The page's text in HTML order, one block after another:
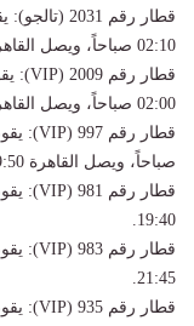
02:10 صباحاً، ويصل القاهرة 07:05 صباحاً.
02:00 صباحاً، ويصل القاهرة 06:40 صباحاً.
صباحاً، ويصل القاهرة 09:50 صباحاً.
19:40.
21:45.